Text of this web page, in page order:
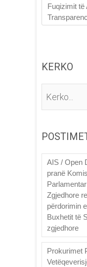
Fuqizimit të
KERKO
AIS / Open
pranë
Zgjedhore
përdorimin
Buxhetit të
zgjedhore
Prokurimet